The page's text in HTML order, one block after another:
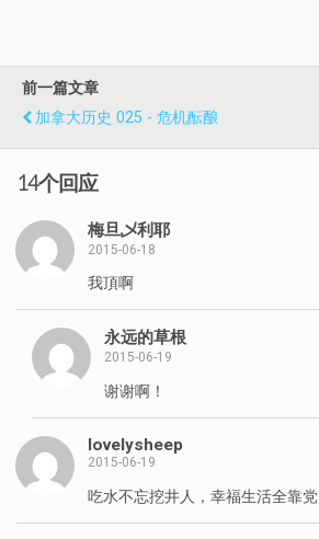
前一篇文章
加拿大历史 025 - 危机酝酿
14个回应
梅旦乄利耶
2015-06-18
我頂啊
永远的草根
2015-06-19
谢谢啊！
lovelysheep
2015-06-19
吃水不忘挖井人，幸福生活全靠党